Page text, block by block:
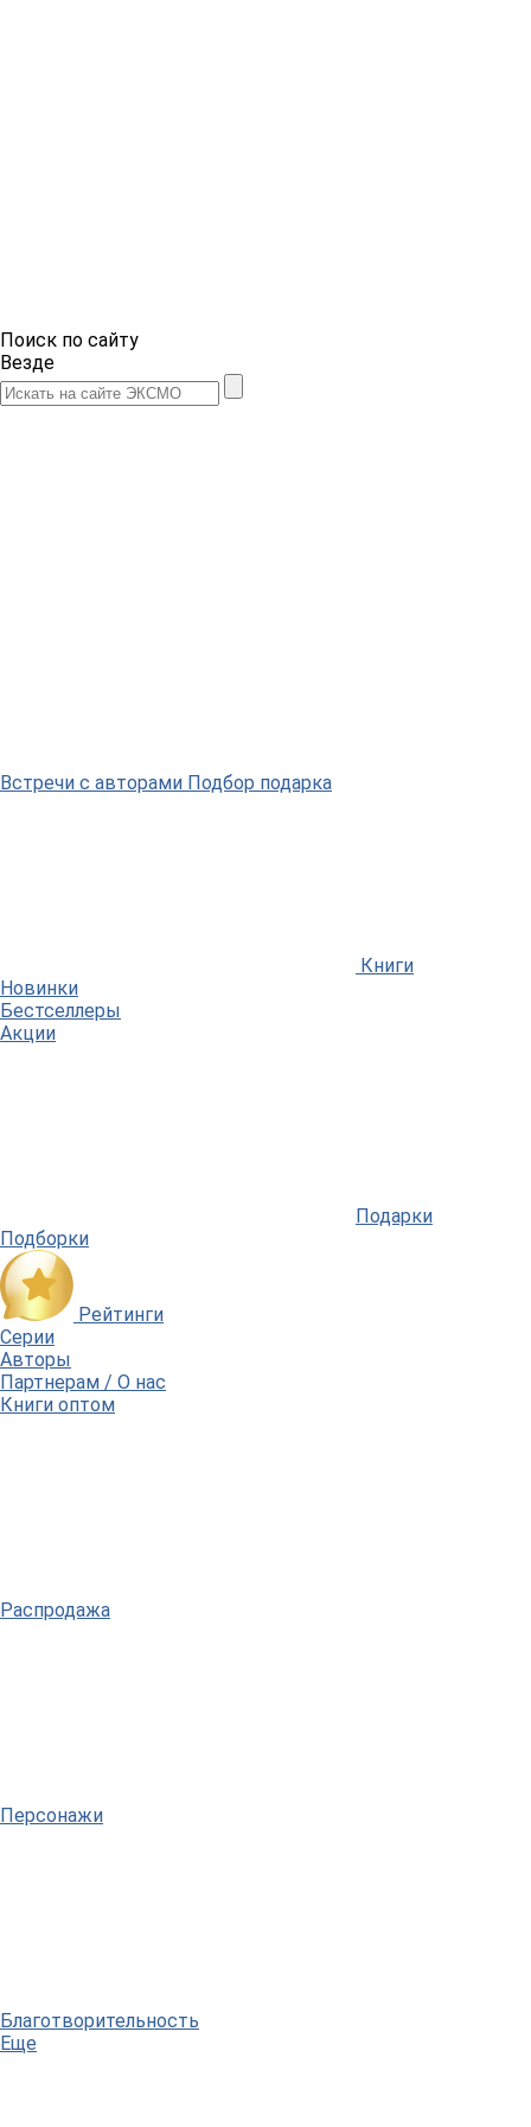
Поиск по сайту
Везде
Встречи с авторами Подбор подарка
Книги
Новинки
Бестселлеры
Акции
Подарки
Подборки
Рейтинги
Серии
Авторы
Партнерам / О нас
Книги оптом
Распродажа
Персонажи
Благотворительность
Еще